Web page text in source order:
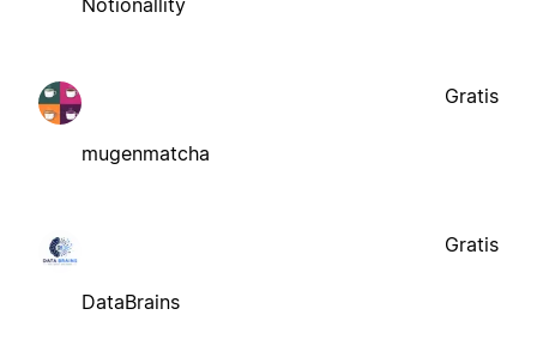
mugenmatcha
Gratis
DataBrains
Gratis